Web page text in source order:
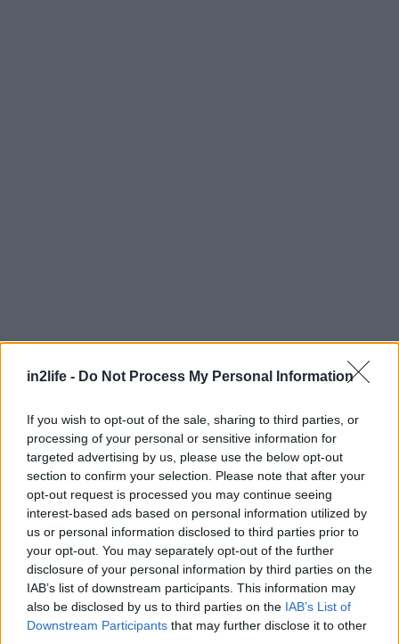
in2life - Do Not Process My Personal Information
If you wish to opt-out of the sale, sharing to third parties, or
processing of your personal or sensitive information for
targeted advertising by us, please use the below opt-out
section to confirm your selection. Please note that after your
opt-out request is processed you may continue seeing
interest-based ads based on personal information utilized by
us or personal information disclosed to third parties prior to
your opt-out. You may separately opt-out of the further
disclosure of your personal information by third parties on the
IAB’s list of downstream participants. This information may
also be disclosed by us to third parties on the IAB’s List of
Downstream Participants that may further disclose it to other
Αναζήτηση
για...